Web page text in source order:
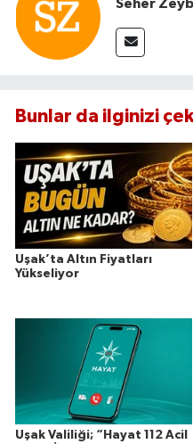
Seher
Bunlar da ilginizi
Uşak’ta Altın Fiyatları
Yükseliyor
Uşak Valiliği; “Hayat 112 Acil